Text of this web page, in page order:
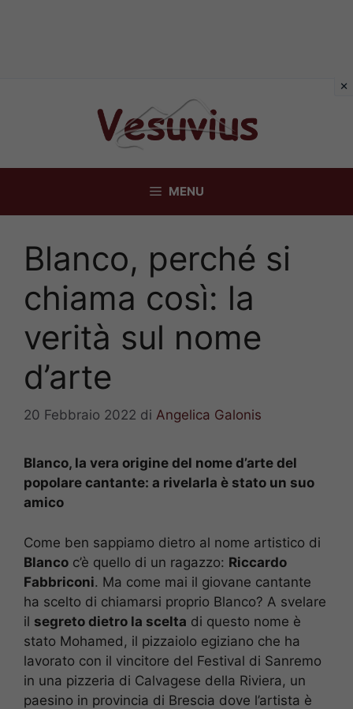
MENU
Blanco, perché si
chiama così: la
verità sul nome
d’arte
20 Febbraio 2022 di Angelica Galonis
Blanco, la vera origine del nome d’arte del
popolare cantante: a rivelarla è stato un suo
amico
Come ben sappiamo dietro al nome artistico di
Blanco c’è quello di un ragazzo: Riccardo
Fabbriconi. Ma come mai il giovane cantante
ha scelto di chiamarsi proprio Blanco? A svelare
il segreto dietro la scelta di questo nome è
stato Mohamed, il pizzaiolo egiziano che ha
lavorato con il vincitore del Festival di Sanremo
in una pizzeria di Calvagese della Riviera, un
paesino in provincia di Brescia dove l’artista è